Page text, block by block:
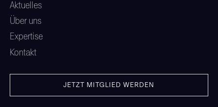
Aktuelles
Über uns
Expertise
Kontakt
JETZT MITGLIED WERDEN